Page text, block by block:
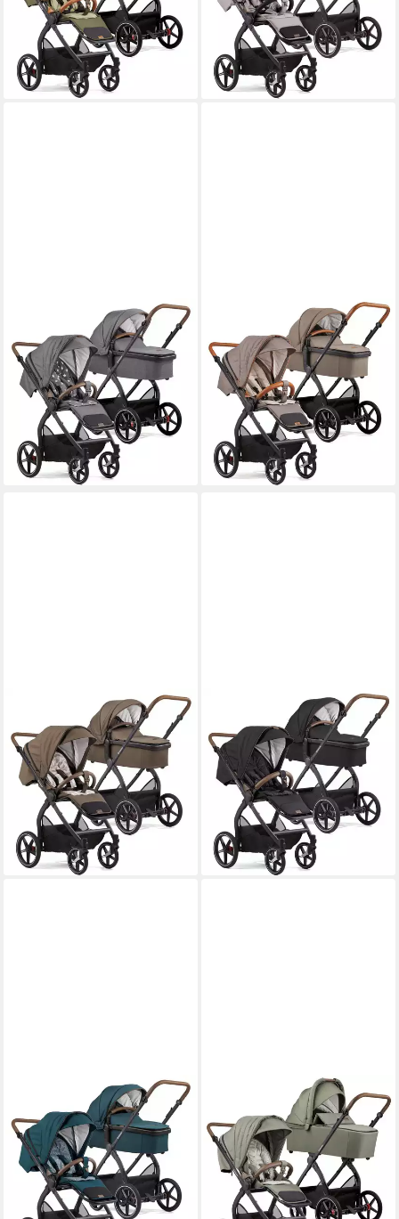
Panorama Relax
969,00 €
28,13 €mtl. in 48 Raten
lieferbar - in 9-11 Werktagen bei
dir
Panorama Relax
969,00 €
28,13 €mtl. in 48 Raten
lieferbar - in 9-11 Werktagen bei
dir
Kombi-Kinderwagen Gesslein
FX4 Swing 2in1 Kinderwagen-
Set inkl. Babywanne
Panorama Relax
969,00 €
28,13 €mtl. in 48 Raten
lieferbar - in 9-11 Werktagen bei
dir
Kombi-Kinderwagen Gesslein
FX4 Swing 2in1 Kinderwagen-
Set inkl. Babywanne
Panorama Relax
969,00 €
28,13 €mtl. in 48 Raten
lieferbar - in 9-11 Werktagen bei
dir
Kombi-Kinderwagen Gesslein
FX4 Swing 2in1 Kinderwagen-
Set inkl. Babywanne
Panorama Relax
969,00 €
28,13 €mtl. in 48 Raten
lieferbar - in 9-11 Werktagen bei
dir
Kombi-Kinderwagen Gesslein
FX4 Swing 2in1 Kinderwagen-
Set inkl. Babywanne
Panorama Relax
969,00 €
28,13 €mtl. in 48 Raten
lieferbar - in 9-11 Werktagen bei
dir
Kombi-Kinderwagen Gesslein
FX4 Swing 2in1 Kinderwagen-
Set inkl. Babywanne
Panorama Relax
969,00 €
28,13 €mtl. in 48 Raten
Kombi-Kinderwagen Gesslein
FX4 Swing 2in1 Kinderwagen-
Set inkl. Babywanne
Panorama Lyx
969,00 €
28,13 €mtl. in 48 Raten